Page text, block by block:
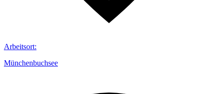
Arbeitsort:
Münchenbuchsee